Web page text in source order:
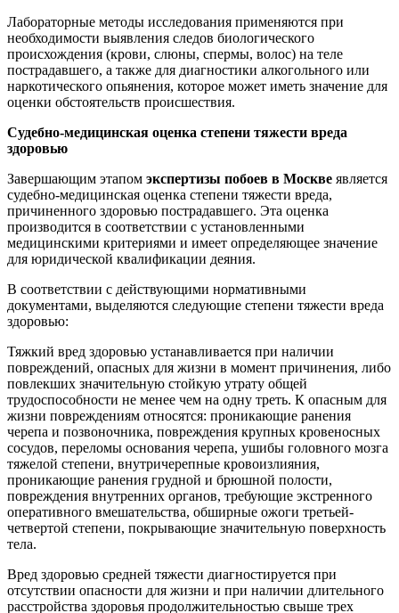
Лабораторные методы исследования применяются при
необходимости выявления следов биологического
происхождения (крови, слюны, спермы, волос) на теле
пострадавшего, а также для диагностики алкогольного или
наркотического опьянения, которое может иметь значение для
оценки обстоятельств происшествия.
Судебно-медицинская оценка степени тяжести вреда
здоровью
Завершающим этапом экспертизы побоев в Москве является
судебно-медицинская оценка степени тяжести вреда,
причиненного здоровью пострадавшего. Эта оценка
производится в соответствии с установленными
медицинскими критериями и имеет определяющее значение
для юридической квалификации деяния.
В соответствии с действующими нормативными
документами, выделяются следующие степени тяжести вреда
здоровью:
Тяжкий вред здоровью устанавливается при наличии
повреждений, опасных для жизни в момент причинения, либо
повлекших значительную стойкую утрату общей
трудоспособности не менее чем на одну треть. К опасным для
жизни повреждениям относятся: проникающие ранения
черепа и позвоночника, повреждения крупных кровеносных
сосудов, переломы основания черепа, ушибы головного мозга
тяжелой степени, внутричерепные кровоизлияния,
проникающие ранения грудной и брюшной полости,
повреждения внутренних органов, требующие экстренного
оперативного вмешательства, обширные ожоги третьей-
четвертой степени, покрывающие значительную поверхность
тела.
Вред здоровью средней тяжести диагностируется при
отсутствии опасности для жизни и при наличии длительного
расстройства здоровья продолжительностью свыше трех